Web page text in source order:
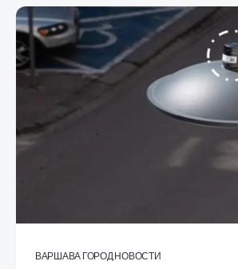
ВАРШАВА ГОРОД НОВОСТИ